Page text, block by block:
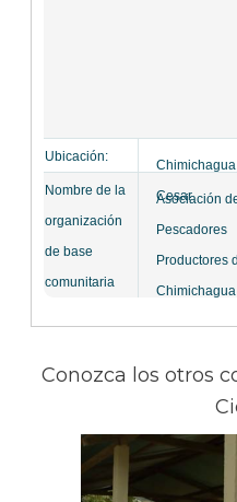
Ubicación:
Chimichagua,
Cesar
Nombre de la
organización
de base
comunitaria
Asociación
Pescadores
Productores
Conozca los otros